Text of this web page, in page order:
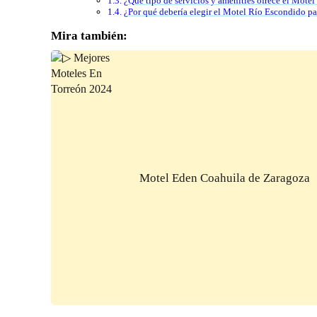
¿Por qué debería elegir el Motel Río Escondido
Mira también:
Motel Eden Coahuila de Zaragoza